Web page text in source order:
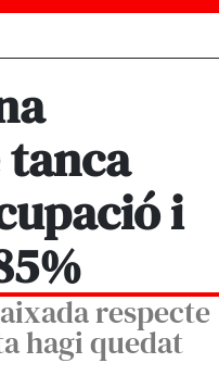
i
respecte
hagi quedat